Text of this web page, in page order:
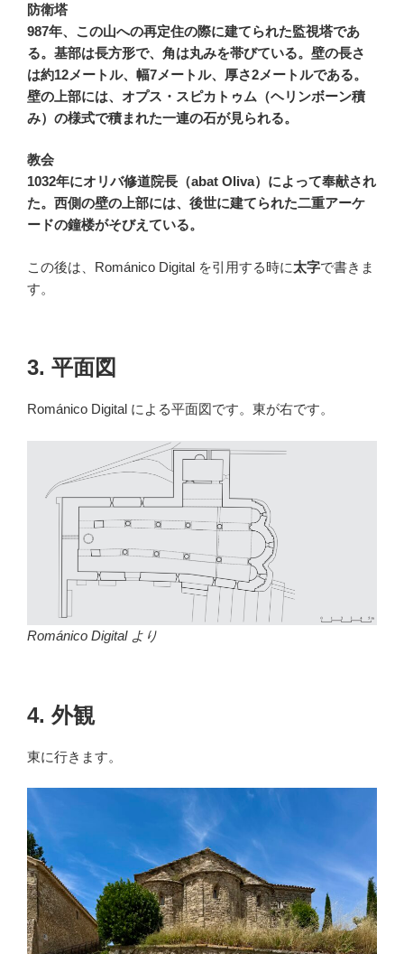
防衛塔
987年、この山への再定住の際に建てられた監視塔であ
る。基部は長方形で、角は丸みを帯びている。壁の長さ
は約12メートル、幅7メートル、厚さ2メートルである。
壁の上部には、オプス・スピカトゥム（ヘリンボーン積
み）の様式で積まれた一連の石が見られる。
教会
1032年にオリバ修道院長（abat Oliva）によって奉献され
た。西側の壁の上部には、後世に建てられた二重アーケ
ードの鐘楼がそびえている。
この後は、Románico Digital を引用する時に太字で書きま
す。
3. 平面図
Románico Digital による平面図です。東が右です。
Románico Digital より
4. 外観
東に行きます。